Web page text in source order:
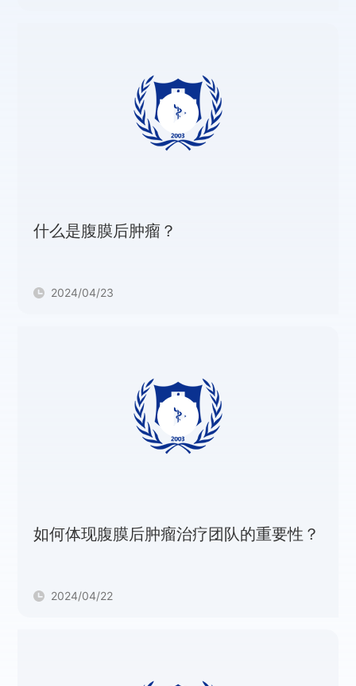
什么是腹膜后肿瘤？
2024/04/23
如何体现腹膜后肿瘤治疗团队的重要性？
2024/04/22